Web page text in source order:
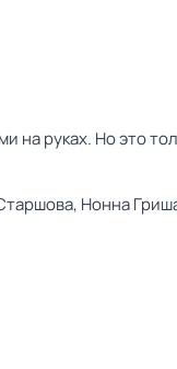
руках. Но это
Нонна